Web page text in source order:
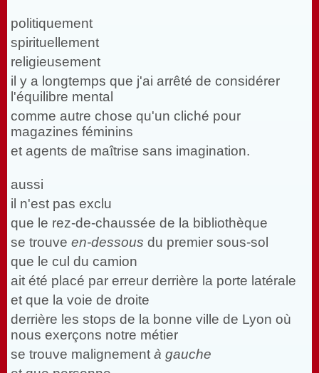
politiquement
spirituellement
religieusement
il y a longtemps que j'ai arrêté de considérer
l'équilibre mental
comme autre chose qu'un cliché pour
magazines féminins
et agents de maîtrise sans imagination.
aussi
il n'est pas exclu
que le rez-de-chaussée de la bibliothèque
se trouve en-dessous du premier sous-sol
que le cul du camion
ait été placé par erreur derrière la porte latérale
et que la voie de droite
derrière les stops de la bonne ville de Lyon où
nous exerçons notre métier
se trouve malignement à gauche